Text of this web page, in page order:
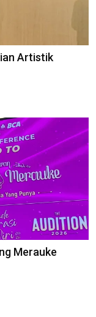
Artistik
Merauke